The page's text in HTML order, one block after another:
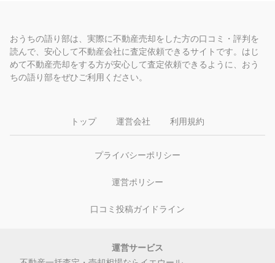
おうちの語り部は、実際に不動産売却をした方の口コミ・評判を
読んで、安心して不動産会社に査定依頼できるサイトです。はじ
めて不動産売却をする方が安心して査定依頼できるように、おう
ちの語り部をぜひご利用ください。
トップ 運営会社 利用規約
プライバシーポリシー
運営ポリシー
口コミ投稿ガイドライン
運営サービス